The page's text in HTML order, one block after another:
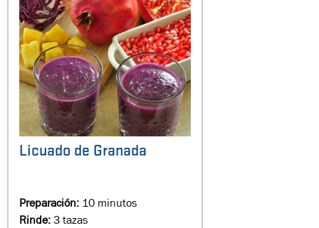
Licuado de Granada
Preparación: 10 minutos
Rinde:3 tazas